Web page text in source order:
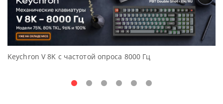
Keychron V 8K с частотой опроса 8000 Гц